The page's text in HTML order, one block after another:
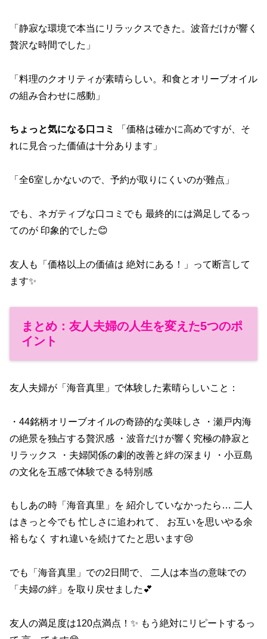
「静寂な環境で本当にリラックスできた。波音だけが響く
贅沢な時間でした」
「料理のクオリティが素晴らしい。和食とオリーブオイル
の組み合わせに感動」
ちょっと気になる口コミ
「価格は確かに高めですが、そ
れに見合った価値は十分あります」
「全6室しかないので、予約が取りにくいのが難点」
でも、ネガティブな口コミでも 最終的には満足してるっ
てのが 印象的でした😊
友人も「価格以上の価値は 絶対にある！」って断言して
ます✨
まとめ：友人夫婦の人生を変えた5つのポ
イント
友人夫婦が「海音真里」で体験した素晴らしいこと：
・44銘柄オリーブオイルの奇跡的な美味しさ ・瀬戸内海
の絶景を独占する贅沢感 ・波音だけが響く究極の静寂と
リラックス ・夫婦関係の劇的改善と絆の深まり ・小豆島
の文化を五感で体験できる特別感
もしあの時「海音真里」を 紹介していなかったら… 二人
はきっと今でも 忙しさに追われて、 お互いを思いやる余
裕もなく すれ違いを続けてたと思います😢
でも「海音真里」での2日間で、 二人は本当の意味での
「夫婦の絆」を取り戻せました💕
友人の満足度は120点満点！✨ もう絶対にリピートするっ